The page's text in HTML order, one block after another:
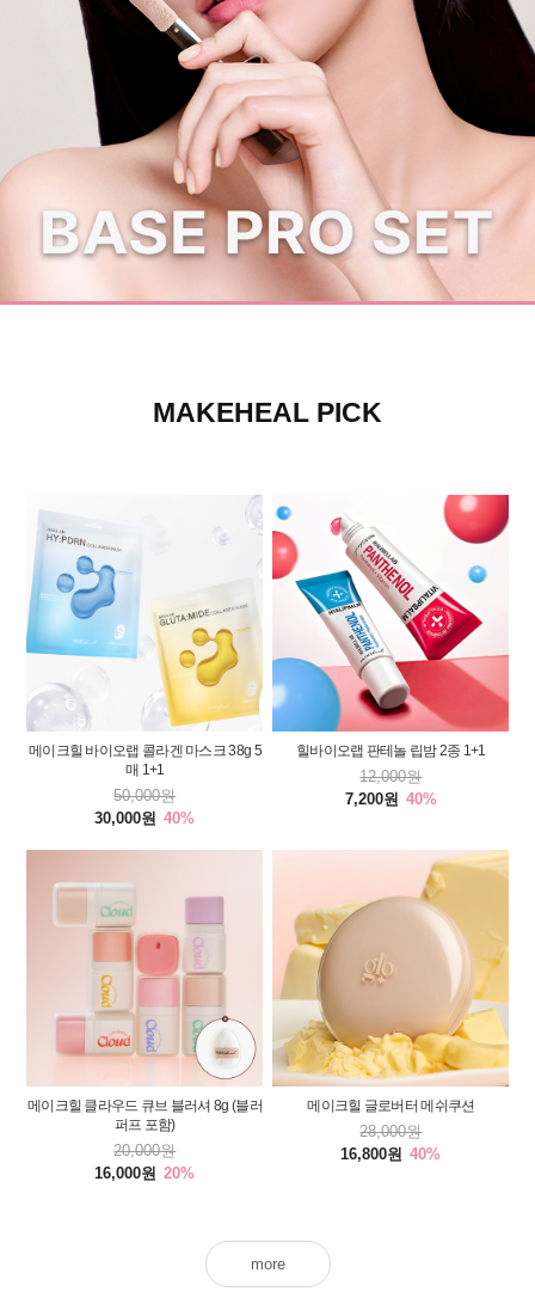
카카오톡 채널추가하면 1,000원 할인쿠폰
MAKEHEAL PICK
메이크힐 바이오랩 콜라겐 마스크 38g 5
매 1+1
50,000원
30,000원
40%
힐바이오랩 판테놀 립밤 2종 1+1
12,000원
7,200원 40%
메이크힐 클라우드 큐브 블러셔 8g (블러
퍼프 포함)
20,000원
16,000원
20%
메이크힐 글로버터 메쉬쿠션
28,000원
16,800원
40%
more